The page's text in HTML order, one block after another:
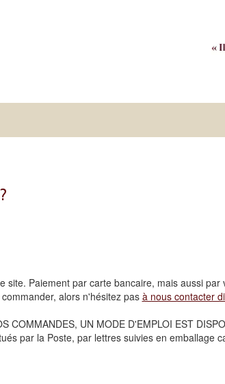
site. Paiement par carte bancaire, mais aussi
alors n'hésitez pas à nous contacter
COMMANDES, UN MODE D'EMPLOI EST
par la Poste, par lettres suivies en emballage